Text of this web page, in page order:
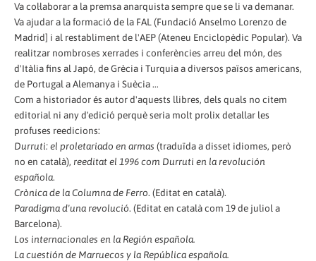
Va col·laborar a la premsa anarquista sempre que se li va demanar.
Va ajudar a la formació de la FAL (Fundació Anselmo Lorenzo de
Madrid] i al restabliment de l'AEP (Ateneu Enciclopèdic Popular). Va
realitzar nombroses xerrades i conferències arreu del món, des
d'Itàlia fins al Japó, de Grècia i Turquia a diversos països americans,
de Portugal a Alemanya i Suècia ...
Com a historiador és autor d'aquests llibres, dels quals no citem
editorial ni any d'edició perquè seria molt prolix detallar les
profuses reedicions:
Durruti: el proletariado en armas (traduïda a disset idiomes, però
no en català), reeditat el 1996 com Durruti en la revolución
española.
Crònica de la Columna de Ferro. (Editat en català).
Paradigma d'una revolució. (Editat en català com 19 de juliol a
Barcelona).
Los internacionales en la Región española.
La cuestión de Marruecos y la República española.